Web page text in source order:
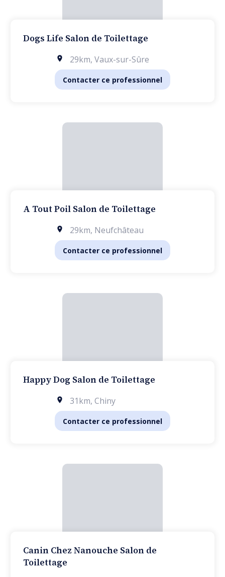
Dogs Life Salon de Toilettage
29km, Vaux-sur-Sûre
Contacter ce professionnel
A Tout Poil Salon de Toilettage
29km, Neufchâteau
Contacter ce professionnel
Happy Dog Salon de Toilettage
31km, Chiny
Contacter ce professionnel
Canin Chez Nanouche Salon de
Toilettage